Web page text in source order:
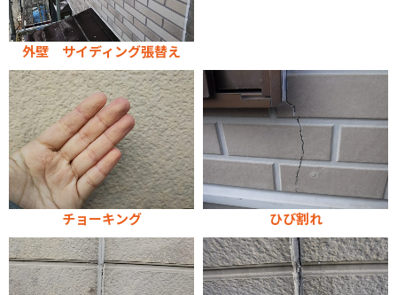
外壁 サイディング張替え
チョーキング ひび割れ